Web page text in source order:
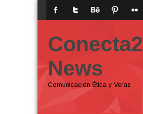
Conecta2
News
Comunicación Ética y Veraz